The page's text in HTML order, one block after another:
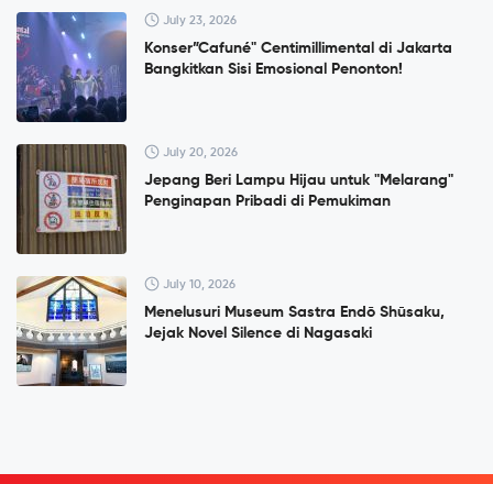
July 23, 2026
Konser”Cafuné" Centimillimental di Jakarta
Bangkitkan Sisi Emosional Penonton!
July 20, 2026
Jepang Beri Lampu Hijau untuk "Melarang"
Penginapan Pribadi di Pemukiman
July 10, 2026
Menelusuri Museum Sastra Endō Shūsaku,
Jejak Novel Silence di Nagasaki